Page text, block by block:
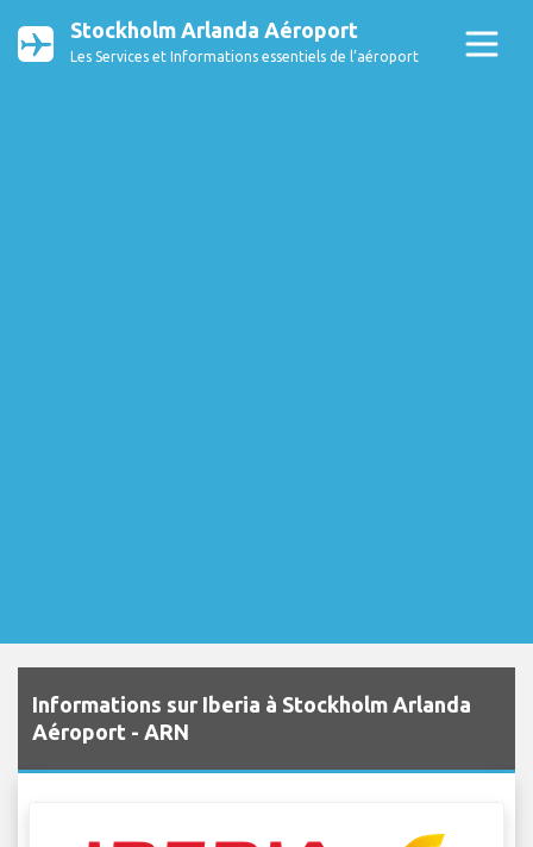
Stockholm Arlanda Aéroport
Les Services et Informations essentiels de l’aéroport
Informations sur Iberia à Stockholm Arlanda
Aéroport - ARN